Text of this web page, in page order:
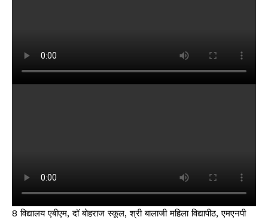
8 विद्यालय एबीएम, दॉ बोहराज स्कूल, श्री बालाजी महिला विद्यापीठ, एमएनपी